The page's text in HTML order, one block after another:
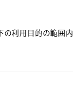
の利用目的の範囲内